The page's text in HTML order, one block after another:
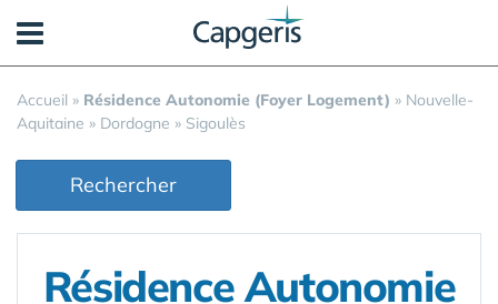
Accueil » Résidence Autonomie (Foyer Logement) » Nouvelle-
Aquitaine » Dordogne » Sigoulès
Rechercher
Résidence Autonomie